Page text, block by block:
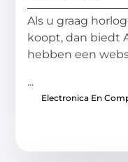
Als u graag
koopt, dan biedt
hebben een
...
Electronica En